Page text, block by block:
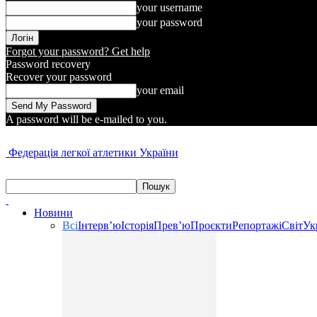
your username
your password
Forgot your password? Get help
Password recovery
Recover your password
your email
A password will be e-mailed to you.
Федерація легкої атлетики України
Новини
ВсіІнтерв’юІсторіяПрев’юПроєктиРепортажіСвіт